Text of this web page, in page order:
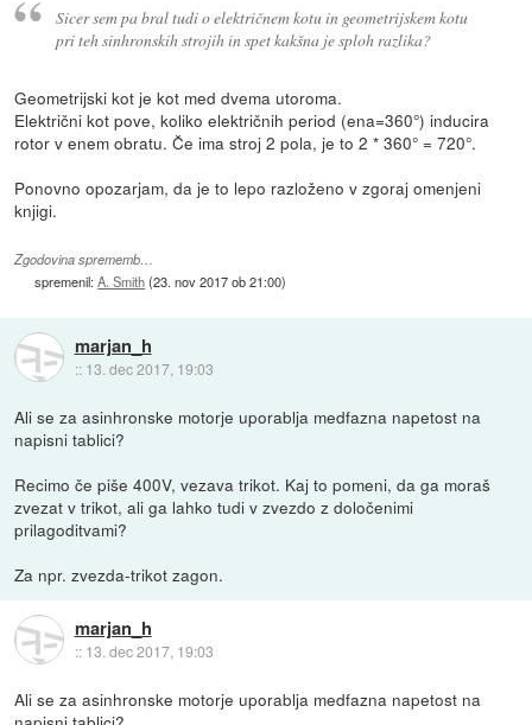
Sicer sem pa bral tudi o električnem kotu in geometrijskem kotu
pri teh sinhronskih strojih in spet kakšna je sploh razlika?
Geometrijski kot je kot med dvema utoroma.
Električni kot pove, koliko električnih period (ena=360°) inducira
rotor v enem obratu. Če ima stroj 2 pola, je to 2 * 360° = 720°.
Ponovno opozarjam, da je to lepo razloženo v zgoraj omenjeni
knjigi.
Zgodovina sprememb…
spremenil:A. Smith(23. nov 2017 ob 21:00)
marjan_h
:: 13. dec 2017, 19:03
Ali se za asinhronske motorje uporablja medfazna napetost na
napisni tablici?
Recimo če piše 400V, vezava trikot. Kaj to pomeni, da ga moraš
zvezat v trikot, ali ga lahko tudi v zvezdo z določenimi
prilagoditvami?
Za npr. zvezda-trikot zagon.
marjan_h
:: 13. dec 2017, 19:03
Ali se za asinhronske motorje uporablja medfazna napetost na